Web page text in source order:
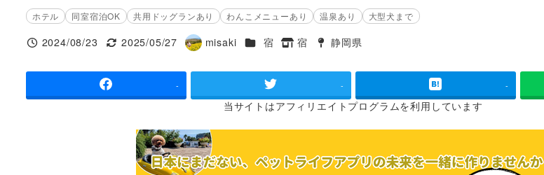
ホテル 同室宿泊OK 共用ドッグランあり わんこメニューあり 温泉あり 大型犬まで
投稿日
2024/08/23
更新日
2025/05/27
著
misaki 施設ジャンル
宿
タグ
宿
タグ
静岡県
- - -
当サイトはアフィリエイトプログラムを利用しています